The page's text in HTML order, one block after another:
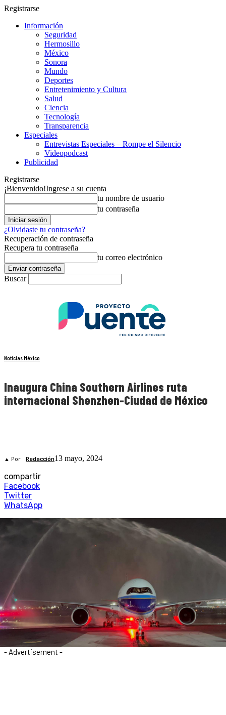
Registrarse
Información
Seguridad
Hermosillo
México
Sonora
Mundo
Deportes
Entretenimiento y Cultura
Salud
Ciencia
Tecnología
Transparencia
Especiales
Entrevistas Especiales – Rompe el Silencio
Videopodcast
Publicidad
Registrarse
¡Bienvenido!Ingrese a su cuenta
tu nombre de usuario
tu contraseña
¿Olvidaste tu contraseña?
Recuperación de contraseña
Recupera tu contraseña
tu correo electrónico
Buscar
Noticias México
Inaugura China Southern Airlines ruta
internacional Shenzhen-Ciudad de México
▲ Por Redacción13 mayo, 2024
compartir
Facebook
Twitter
WhatsApp
- Advertisement -